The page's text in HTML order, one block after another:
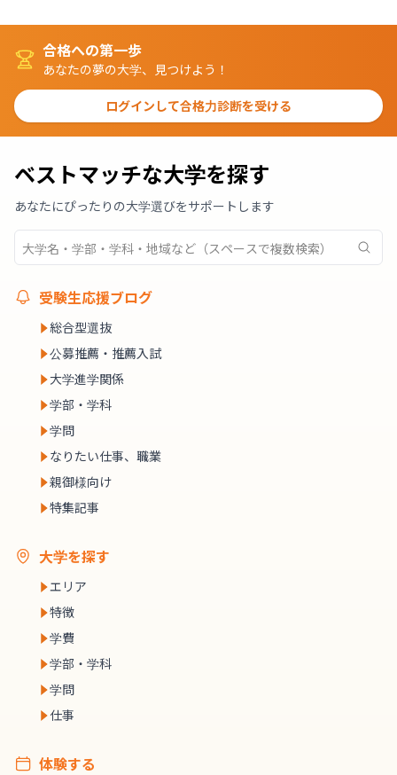
合格への第一歩
あなたの夢の大学、見つけよう！
ログインして合格力診断を受ける
ベストマッチな大学を探す
あなたにぴったりの大学選びをサポートします
受験生応援ブログ
総合型選抜
公募推薦・推薦入試
大学進学関係
学部・学科
学問
なりたい仕事、職業
親御様向け
特集記事
大学を探す
エリア
特徴
学費
学部・学科
学問
仕事
体験する